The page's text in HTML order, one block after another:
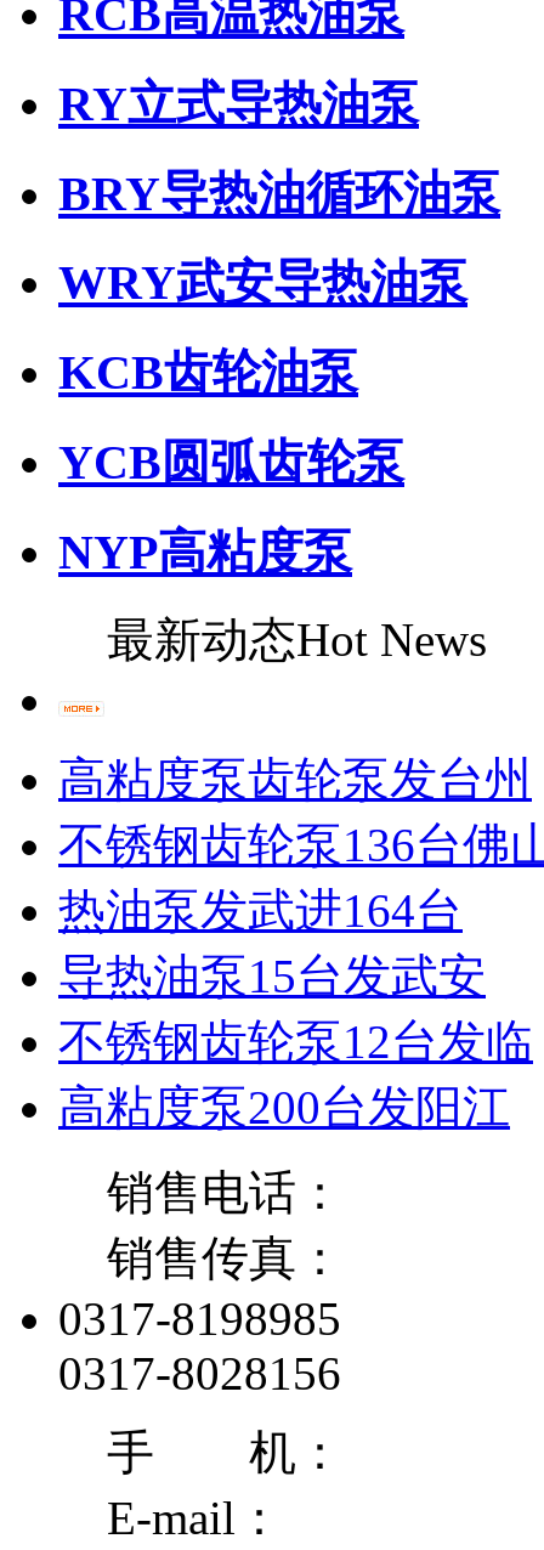
RCB高温热油泵
RY立式导热油泵
BRY导热油循环油泵
WRY武安导热油泵
KCB齿轮油泵
YCB圆弧齿轮泵
NYP高粘度泵
最新动态Hot News
高粘度泵齿轮泵发台州
不锈钢齿轮泵136台佛
热油泵发武进164台
导热油泵15台发武安
不锈钢齿轮泵12台发临
高粘度泵200台发阳江
销售电话：
销售传真：
0317-8198985
0317-8028156
手 机：
E-mail：